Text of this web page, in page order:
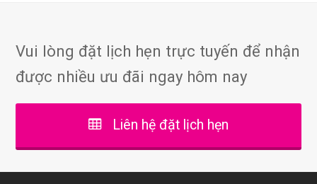
Vui lòng đặt lịch hẹn trực tuyến để nhận
được nhiều ưu đãi ngay hôm nay
Liên hệ đặt lịch hẹn